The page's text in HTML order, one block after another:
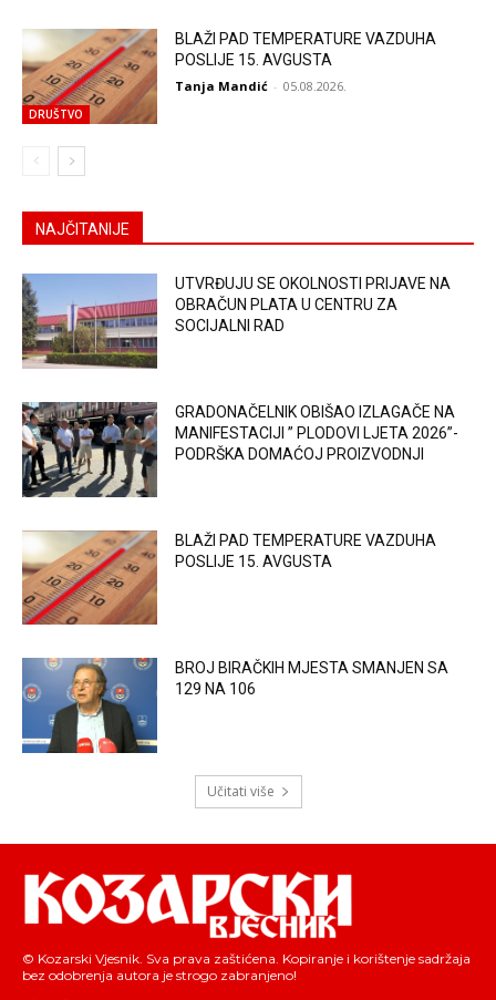
DRUŠTVO
BLAŽI PAD TEMPERATURE VAZDUHA
POSLIJE 15. AVGUSTA
Tanja Mandić - 05.08.2026.
NAJČITANIJE
UTVRĐUJU SE OKOLNOSTI PRIJAVE NA
OBRAČUN PLATA U CENTRU ZA
SOCIJALNI RAD
GRADONAČELNIK OBIŠAO IZLAGAČE NA
MANIFESTACIJI ” PLODOVI LJETA 2026”-
PODRŠKA DOMAĆOJ PROIZVODNJI
BLAŽI PAD TEMPERATURE VAZDUHA
POSLIJE 15. AVGUSTA
BROJ BIRAČKIH MJESTA SMANJEN SA
129 NA 106
Učitati više
© Kozarski Vjesnik. Sva prava zaštićena. Kopiranje i korištenje sadržaja
bez odobrenja autora je strogo zabranjeno!